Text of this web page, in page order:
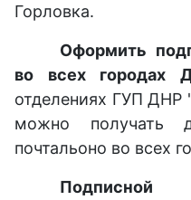
Горловка.
Оформить
во всех городах
отделениях ГУП ДНР
можно получать
почтальоно во всех